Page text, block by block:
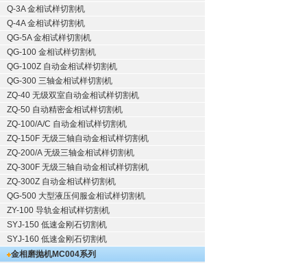
Q-3A 金相试样切割机
Q-4A 金相试样切割机
QG-5A 金相试样切割机
QG-100 金相试样切割机
QG-100Z 自动金相试样切割机
QG-300 三轴金相试样切割机
ZQ-40 无级双室自动金相试样切割机
ZQ-50 自动精密金相试样切割机
ZQ-100/A/C 自动金相试样切割机
ZQ-150F 无级三轴自动金相试样切割机
ZQ-200/A 无级三轴金相试样切割机
ZQ-300F 无级三轴自动金相试样切割机
ZQ-300Z 自动金相试样切割机
QG-500 大型液压伺服金相试样切割机
ZY-100 导轨金相试样切割机
SYJ-150 低速金刚石切割机
SYJ-160 低速金刚石切割机
金相磨抛机MC004系列